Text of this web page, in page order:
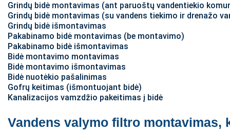
Grindų bidė montavimas (ant paruoštų vandentiekio
Grindų bidė montavimas (su vandens tiekimo ir drenažo
Grindų bidė išmontavimas
Pakabinamo bidė montavimas (be montavimo)
Pakabinamo bidė išmontavimas
Bidė montavimo montavimas
Bidė montavimo išmontavimas
Bidė nuotėkio pašalinimas
Gofrų keitimas (išmontuojant bidė)
Kanalizacijos vamzdžio pakeitimas į bidė
Vandens valymo filtro montavimas,